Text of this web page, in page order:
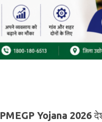
PMEGP Yojana 2026